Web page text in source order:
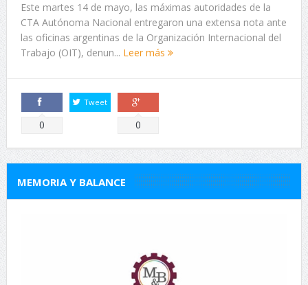
Este martes 14 de mayo, las máximas autoridades de la
CTA Autónoma Nacional entregaron una extensa nota ante
las oficinas argentinas de la Organización Internacional del
Trabajo (OIT), denun... Leer más
Comparte
0
Tweet
Comparte
0
MEMORIA Y BALANCE